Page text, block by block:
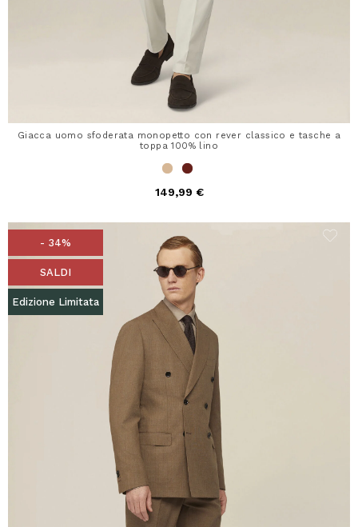
Giacca uomo sfoderata monopetto con rever classico e tasche a
toppa 100% lino
149,99 €
- 34%
SALDI
Edizione Limitata